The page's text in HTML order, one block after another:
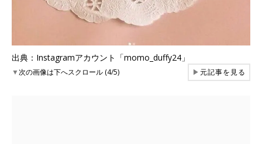
出典：Instagramアカウント「momo_duffy24」
▼次の画像は下へスクロール (4/5) ▶元記事を見る